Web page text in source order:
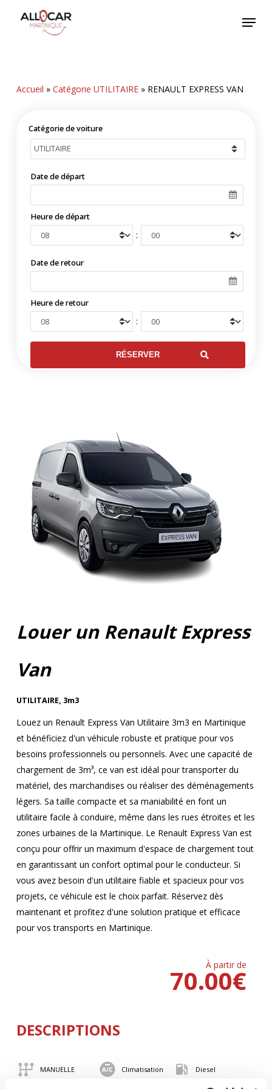
Menu
Accueil » Catégorie UTILITAIRE» RENAULT EXPRESS VAN
Catégorie de voiture
Date de départ
Heure de départ
:
Date de retour
Heure de retour
:
Louer un Renault Express
Van
UTILITAIRE, 3m3
Louez un Renault Express Van Utilitaire 3m3 en Martinique
et bénéficiez d'un véhicule robuste et pratique pour vos
besoins professionnels ou personnels. Avec une capacité de
chargement de 3m³, ce van est idéal pour transporter du
matériel, des marchandises ou réaliser des déménagements
légers. Sa taille compacte et sa maniabilité en font un
utilitaire facile à conduire, même dans les rues étroites et les
zones urbaines de la Martinique. Le Renault Express Van est
conçu pour offrir un maximum d'espace de chargement tout
en garantissant un confort optimal pour le conducteur. Si
vous avez besoin d'un utilitaire fiable et spacieux pour vos
projets, ce véhicule est le choix parfait. Réservez dès
maintenant et profitez d'une solution pratique et efficace
pour vos transports en Martinique.
À partir de
€
70.00
DESCRIPTIONS
MANUELLE Climatisation Diesel